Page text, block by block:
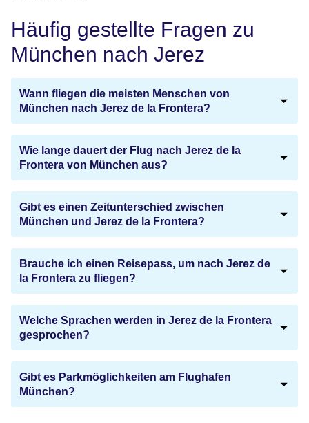
Häufig gestellte Fragen zu
München nach Jerez
Wann fliegen die meisten Menschen von
München nach Jerez de la Frontera?
Wie lange dauert der Flug nach Jerez de la
Frontera von München aus?
Gibt es einen Zeitunterschied zwischen
München und Jerez de la Frontera?
Brauche ich einen Reisepass, um nach Jerez de
la Frontera zu fliegen?
Welche Sprachen werden in Jerez de la Frontera
gesprochen?
Gibt es Parkmöglichkeiten am Flughafen
München?